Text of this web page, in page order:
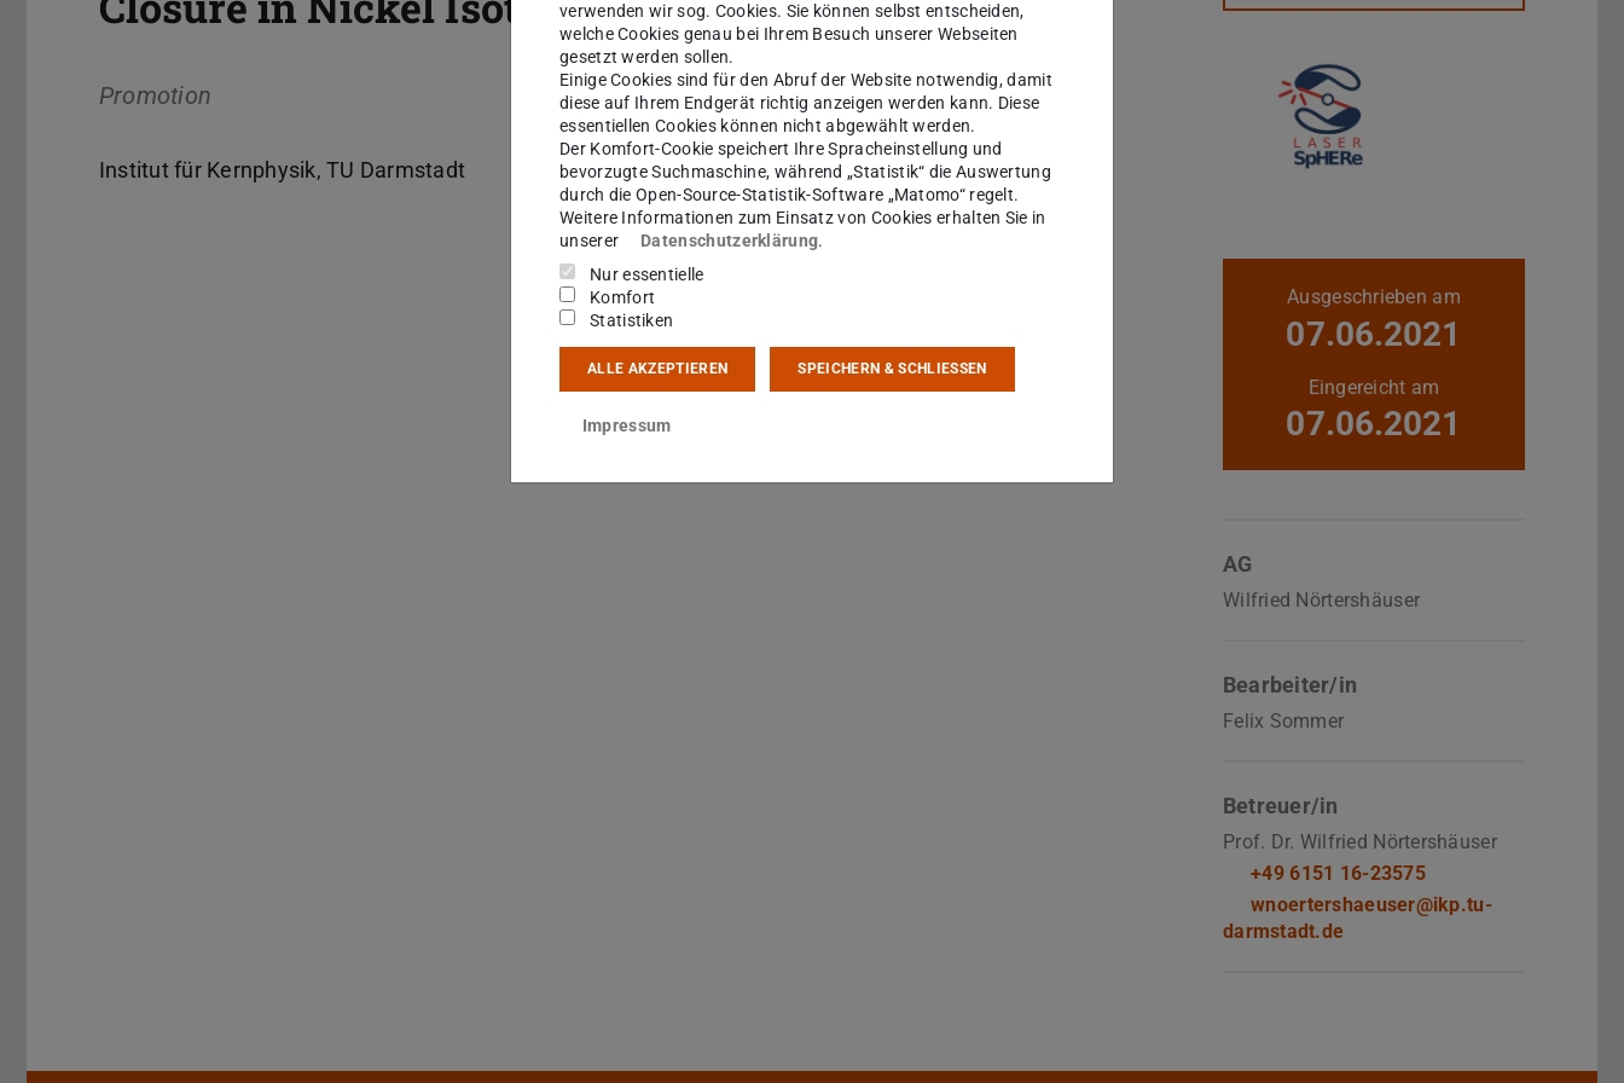
Promotion
Institut für Kernphysik, TU Darmstadt
Ausgeschrieben am
07.06.2021
Eingereicht am
07.06.2021
AG
Wilfried Nörtershäuser
Bearbeiter/in
Felix Sommer
Betreuer/in
Prof. Dr. Wilfried Nörtershäuser
+49 6151 16-23575
wnoertershaeuser@ikp.tu-
darmstadt.de
verwenden wir sog. Cookies. Sie können selbst entscheiden,
welche Cookies genau bei Ihrem Besuch unserer Webseiten
gesetzt werden sollen.
Einige Cookies sind für den Abruf der Website notwendig, damit
diese auf Ihrem Endgerät richtig anzeigen werden kann. Diese
essentiellen Cookies können nicht abgewählt werden.
Der Komfort-Cookie speichert Ihre Spracheinstellung und
bevorzugte Suchmaschine, während „Statistik“ die Auswertung
durch die Open-Source-Statistik-Software „Matomo“ regelt.
Weitere Informationen zum Einsatz von Cookies erhalten Sie in
unserer
Datenschutzerklärung.
Nur essentielle
Komfort
Statistiken
ALLE AKZEPTIEREN SPEICHERN & SCHLIESSEN
Impressum